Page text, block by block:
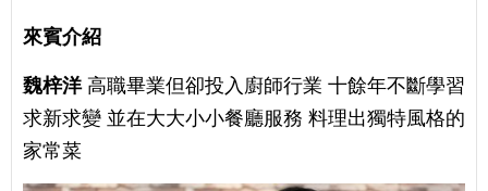
來賓介紹
魏梓洋高職畢業但卻投入廚師行業 十餘年不斷學習
求新求變 並在大大小小餐廳服務 料理出獨特風格的
家常菜